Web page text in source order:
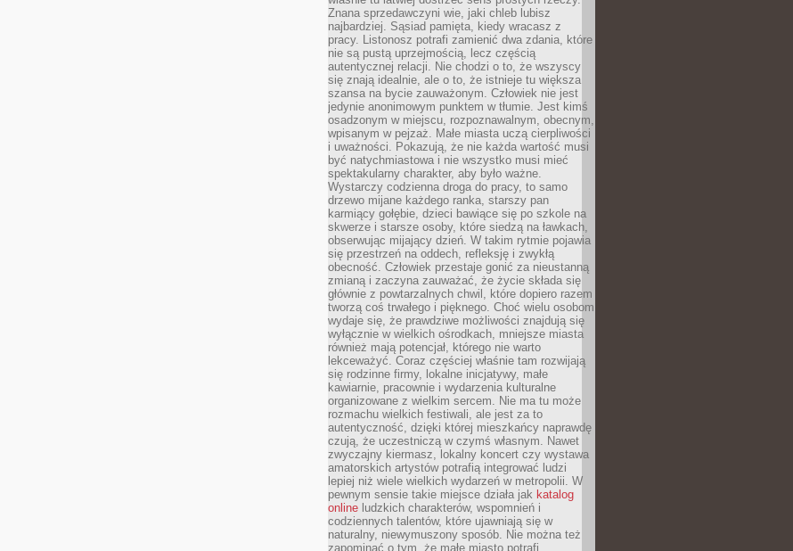
Znana sprzedawczyni wie, jaki chleb lubisz
najbardziej. Sąsiad pamięta, kiedy wracasz z
pracy. Listonosz potrafi zamienić dwa zdania, które
nie są pustą uprzejmością, lecz częścią
autentycznej relacji. Nie chodzi o to, że wszyscy
się znają idealnie, ale o to, że istnieje tu większa
szansa na bycie zauważonym. Człowiek nie jest
jedynie anonimowym punktem w tłumie. Jest kimś
osadzonym w miejscu, rozpoznawalnym, obecnym,
wpisanym w pejzaż. Małe miasta uczą cierpliwości
i uważności. Pokazują, że nie każda wartość musi
być natychmiastowa i nie wszystko musi mieć
spektakularny charakter, aby było ważne.
Wystarczy codzienna droga do pracy, to samo
drzewo mijane każdego ranka, starszy pan
karmiący gołębie, dzieci bawiące się po szkole na
skwerze i starsze osoby, które siedzą na ławkach,
obserwując mijający dzień. W takim rytmie pojawia
się przestrzeń na oddech, refleksję i zwykłą
obecność. Człowiek przestaje gonić za nieustanną
zmianą i zaczyna zauważać, że życie składa się
głównie z powtarzalnych chwil, które dopiero razem
tworzą coś trwałego i pięknego. Choć wielu osobom
wydaje się, że prawdziwe możliwości znajdują się
wyłącznie w wielkich ośrodkach, mniejsze miasta
również mają potencjał, którego nie warto
lekceważyć. Coraz częściej właśnie tam rozwijają
się rodzinne firmy, lokalne inicjatywy, małe
kawiarnie, pracownie i wydarzenia kulturalne
organizowane z wielkim sercem. Nie ma tu może
rozmachu wielkich festiwali, ale jest za to
autentyczność, dzięki której mieszkańcy naprawdę
czują, że uczestniczą w czymś własnym. Nawet
zwyczajny kiermasz, lokalny koncert czy wystawa
amatorskich artystów potrafią integrować ludzi
lepiej niż wiele wielkich wydarzeń w metropolii. W
pewnym sensie takie miejsce działa jak katalog
online ludzkich charakterów, wspomnień i
codziennych talentów, które ujawniają się w
naturalny, niewymuszony sposób. Nie można też
zapominać o tym, że małe miasto potrafi